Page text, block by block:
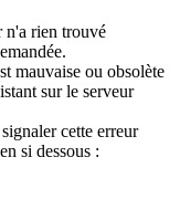
n'a rien trouvé
mauvaise ou obsolète
sur le serveur
cette erreur
si dessous :